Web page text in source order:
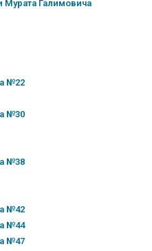
Галимовича
№22
№30
№38
№42
№44
№47